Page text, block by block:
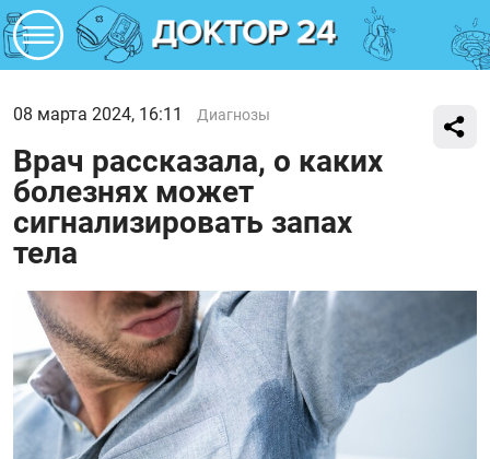
08 марта 2024, 16:11 Диагнозы
Врач рассказала, о каких
болезнях может
сигнализировать запах
тела